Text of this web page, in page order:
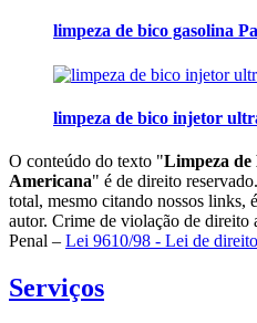
limpeza de bico gasolina
limpeza de bico injetor
O conteúdo do texto "Limpeza
Americana" é de direito
total, mesmo citando nossos links,
autor. Crime de violação de
Penal – Lei 9610/98 - Lei de
Serviços